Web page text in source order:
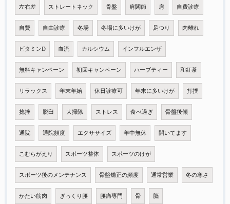
左右差 ストレートネック 骨盤 肩関節 肩 自費診療
自費 自由診療 冬場 冬場に多いけが 足つり 肉離れ
ビタミンD 血流 カルシウム インフルエンザ
無料キャンペーン 初回キャンペーン ハーブティー 和紅茶
リラックス 年末年始 休日診療可 年末に多いけが 打撲
捻挫 脱臼 大掃除 ストレス 食べ過ぎ 骨盤後傾
通院 通院頻度 エクササイズ 年中無休 開いてます
こむらがえり スポーツ整体 スポーツのけが
スポーツ後のメンテナンス 骨盤矯正の頻度 通常営業 冬の寒さ
かたい筋肉 ぎっくり腰 腰痛専門 骨 脳